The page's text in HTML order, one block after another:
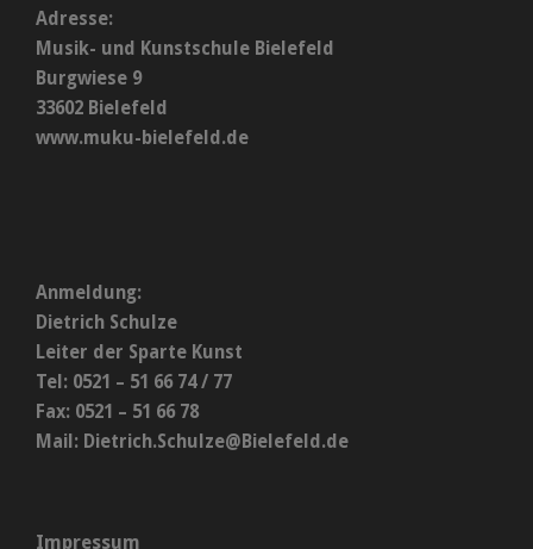
Adresse:
Musik- und Kunstschule Bielefeld
Burgwiese 9
33602 Bielefeld
www.muku-bielefeld.de
Anmeldung:
Dietrich Schulze
Leiter der Sparte Kunst
Tel: 0521 – 51 66 74 / 77
Fax: 0521 – 51 66 78
Mail: Dietrich.Schulze@Bielefeld.de
Impressum